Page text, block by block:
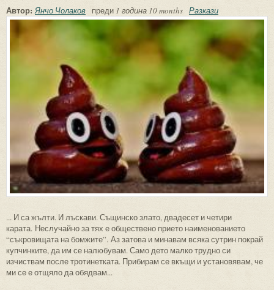
Автор:Янчо Чолаков преди 1 година 10 months Разкази
... И са жълти. И лъскави. Същинско злато, двадесет и четири
карата. Неслучайно за тях е обществено прието наименованието
“съкровищата на бомжите”. Аз затова и минавам всяка сутрин покрай
купчинките, да им се налюбувам. Само дето малко трудно си
изчиствам после тротинетката. Прибирам се вкъщи и установявам, че
ми се е отщяло да обядвам...